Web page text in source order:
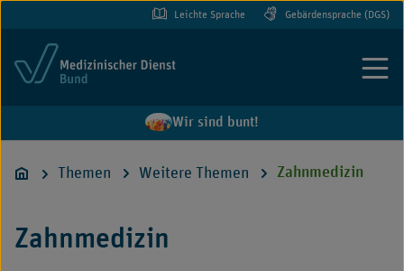
Leichte Sprache Gebärdensprache (DGS)
Menü
Wir sind bunt!
Themen Weitere Themen Zahnmedizin
Zahnmedizin